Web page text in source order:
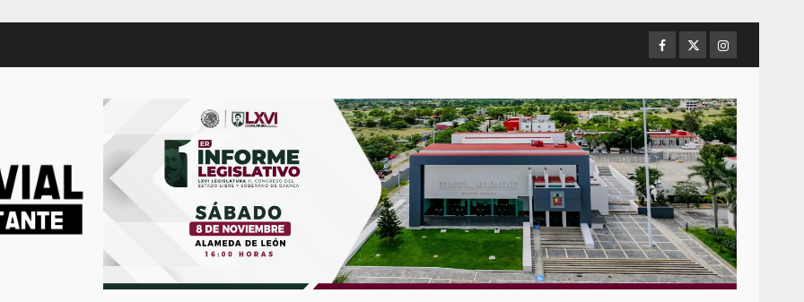
Facebook
TwitterInstagram
6
Sin paso carretera Oaxaca-
Cuacnopalan
7
Ejecuta orden de aprehensión
por el delito de pederastia
cometido en la región del Istmo
de Tehuantepec
22 junio 2026
Ciudad Salud: justicia social
para Oaxaca